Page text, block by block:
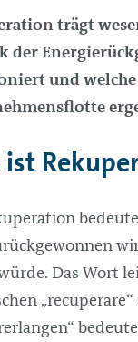
trägt
der
und welche
ist
Das Wort
„recuperare“